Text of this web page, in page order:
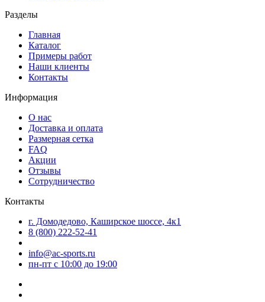
Разделы
Главная
Каталог
Примеры работ
Наши клиенты
Контакты
Информация
О нас
Доставка и оплата
Размерная сетка
FAQ
Акции
Отзывы
Сотрудничество
Контакты
г. Домодедово, Каширское шоссе, 4к1
8 (800) 222-52-41
info@ac-sports.ru
пн-пт c 10:00 до 19:00